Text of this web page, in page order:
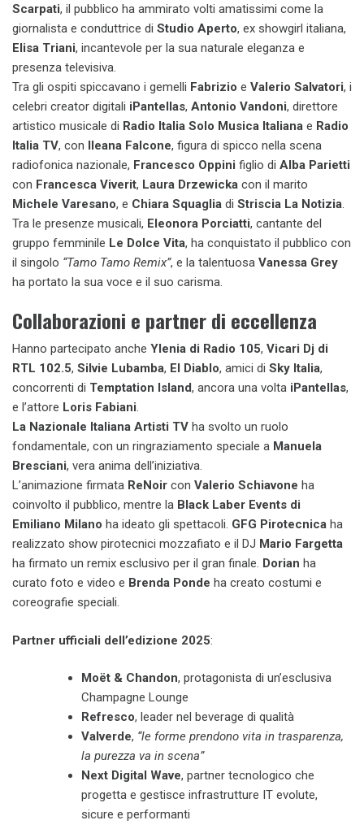
Scarpati, il pubblico ha ammirato volti amatissimi come la
giornalista e conduttrice di Studio Aperto, ex showgirl italiana,
Elisa Triani, incantevole per la sua naturale eleganza e
presenza televisiva.
Tra gli ospiti spiccavano i gemelli Fabrizio e Valerio Salvatori, i
celebri creator digitali iPantellas, Antonio Vandoni, direttore
artistico musicale di Radio Italia Solo Musica Italiana e Radio
Italia TV, con Ileana Falcone, figura di spicco nella scena
radiofonica nazionale, Francesco Oppini figlio di Alba Parietti
con Francesca Viverit, Laura Drzewicka con il marito
Michele Varesano, e Chiara Squaglia di Striscia La Notizia.
Tra le presenze musicali, Eleonora Porciatti, cantante del
gruppo femminile Le Dolce Vita, ha conquistato il pubblico con
il singolo “Tamo Tamo Remix”, e la talentuosa Vanessa Grey
ha portato la sua voce e il suo carisma.
Collaborazioni e partner di eccellenza
Hanno partecipato anche Ylenia di Radio 105, Vicari Dj di
RTL 102.5, Silvie Lubamba, El Diablo, amici di Sky Italia,
concorrenti di Temptation Island, ancora una volta iPantellas,
e l’attore Loris Fabiani.
La Nazionale Italiana Artisti TV ha svolto un ruolo
fondamentale, con un ringraziamento speciale a Manuela
Bresciani, vera anima dell’iniziativa.
L’animazione firmata ReNoir con Valerio Schiavone ha
coinvolto il pubblico, mentre la Black Laber Events di
Emiliano Milano ha ideato gli spettacoli. GFG Pirotecnica ha
realizzato show pirotecnici mozzafiato e il DJ Mario Fargetta
ha firmato un remix esclusivo per il gran finale. Dorian ha
curato foto e video e Brenda Ponde ha creato costumi e
coreografie speciali.
Partner ufficiali dell’edizione 2025:
Moët & Chandon, protagonista di un’esclusiva
Champagne Lounge
Refresco, leader nel beverage di qualità
Valverde, “le forme prendono vita in trasparenza,
la purezza va in scena”
Next Digital Wave, partner tecnologico che
progetta e gestisce infrastrutture IT evolute,
sicure e performanti